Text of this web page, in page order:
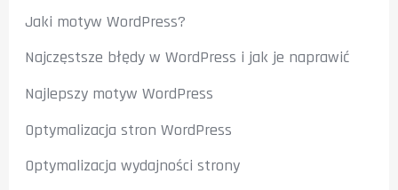
Jaki motyw WordPress?
Najczęstsze błędy w WordPress i jak je naprawić
Najlepszy motyw WordPress
Optymalizacja stron WordPress
Optymalizacja wydajności strony